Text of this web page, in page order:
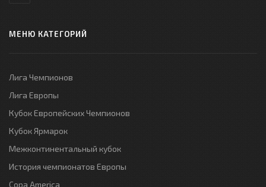
МЕНЮ КАТЕГОРИЙ
Лига Чемпионов
Лига Европы
Кубок Европейских Чемпионов
Кубок Ярмарок
Межконтинентальный кубок
История чемпионатов Европы
Copa America